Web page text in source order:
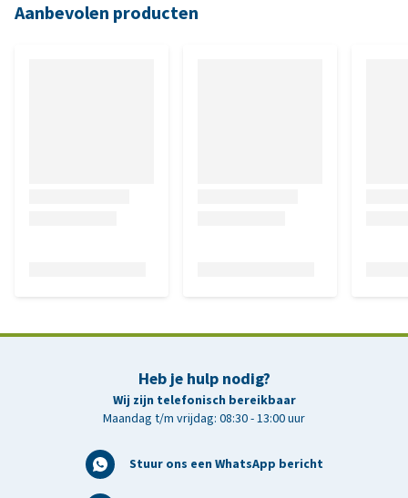
Aanbevolen producten
Heb je hulp nodig?
Wij zijn telefonisch bereikbaar
Maandag t/m vrijdag: 08:30 - 13:00 uur
Stuur ons een WhatsApp bericht